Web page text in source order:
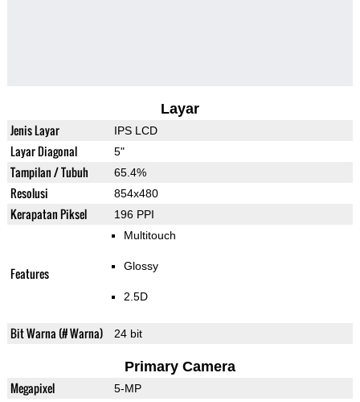
Layar
Jenis Layar IPS LCD
Layar Diagonal 5"
Tampilan / Tubuh 65.4%
Resolusi 854x480
Kerapatan Piksel 196 PPI
Features
Multitouch
Glossy
2.5D
Bit Warna (# Warna) 24 bit
Primary Camera
Megapixel 5-MP